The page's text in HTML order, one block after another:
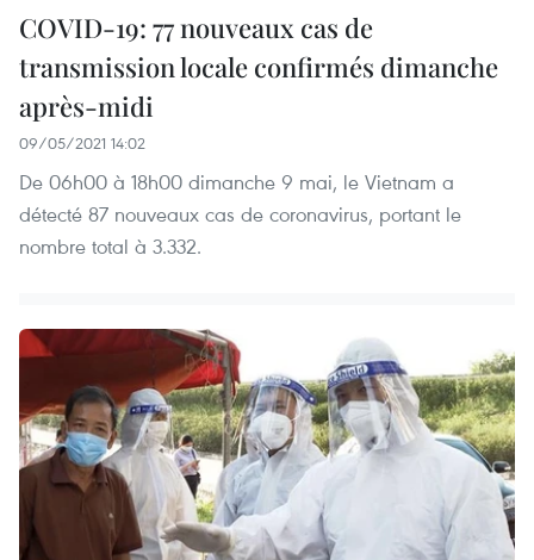
COVID-19: 77 nouveaux cas de
transmission locale confirmés dimanche
après-midi
09/05/2021 14:02
De 06h00 à 18h00 dimanche 9 mai, le Vietnam a
détecté 87 nouveaux cas de coronavirus, portant le
nombre total à 3.332.